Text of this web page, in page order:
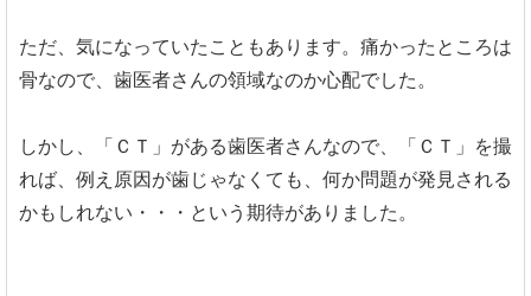
ただ、気になっていたこともあります。痛かったところは
骨なので、歯医者さんの領域なのか心配でした。
しかし、「ＣＴ」がある歯医者さんなので、「ＣＴ」を撮
れば、例え原因が歯じゃなくても、何か問題が発見される
かもしれない・・・という期待がありました。